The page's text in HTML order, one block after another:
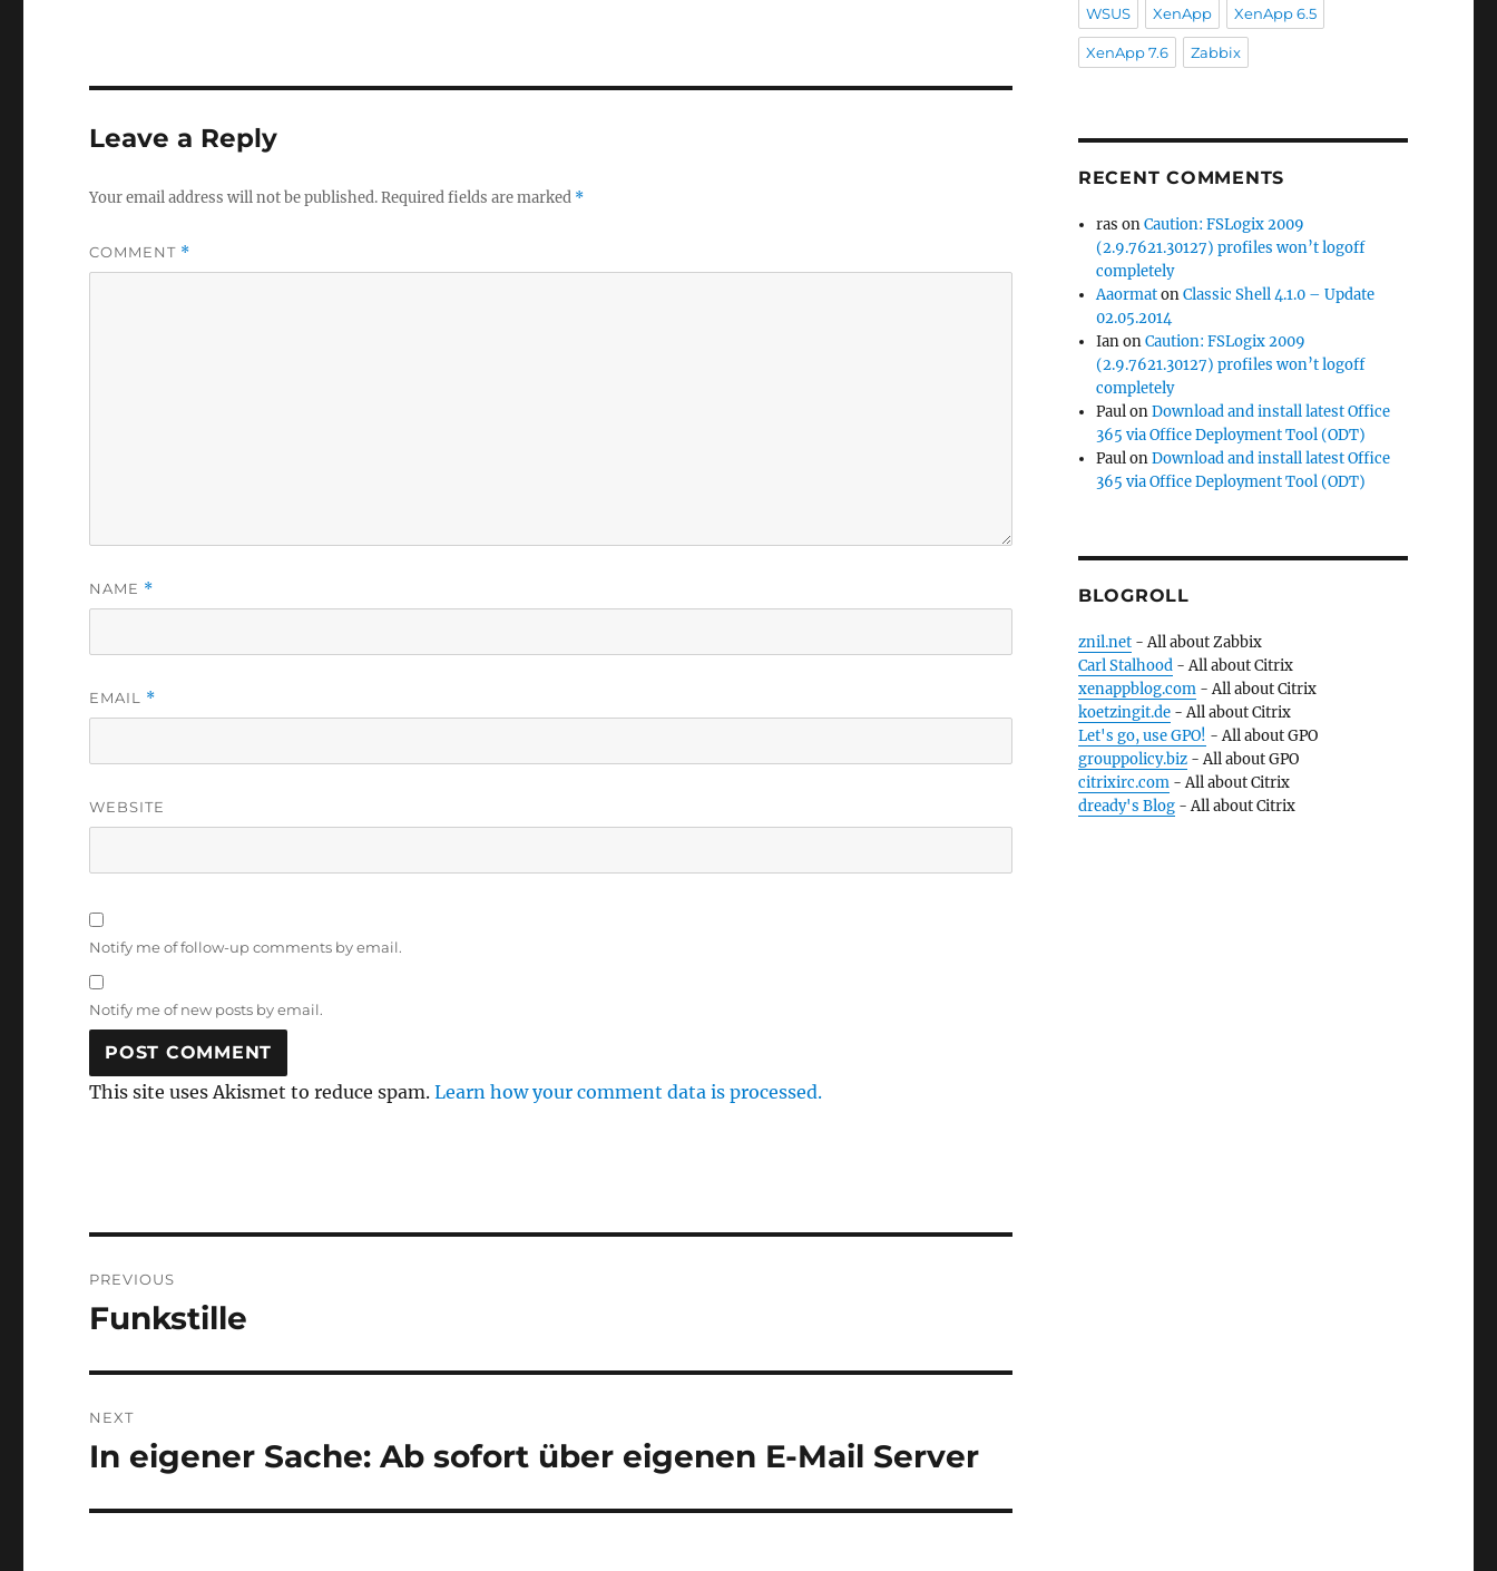
Leave a Reply
Your email address will not be published.Required fields are marked *
COMMENT *
NAME *
EMAIL *
WEBSITE
Notify me of follow-up comments by email.
Notify me of new posts by email.
This site uses Akismet to reduce spam.Learn how your comment data is processed.
navigation
PREVIOUS
Previous
Funkstille
NEXT
Next
In eigener Sache: Ab sofort über eigenen E-Mail Server
WSUS XenApp XenApp 6.5
XenApp 7.6 Zabbix
RECENT COMMENTS
ras onCaution: FSLogix 2009
(2.9.7621.30127) profiles won’t logoff
completely
AaormatonClassic Shell 4.1.0 – Update
02.05.2014
IanonCaution: FSLogix 2009
(2.9.7621.30127) profiles won’t logoff
completely
PaulonDownload and install latest Office
365 via Office Deployment Tool (ODT)
PaulonDownload and install latest Office
365 via Office Deployment Tool (ODT)
BLOGROLL
znil.net- All about Zabbix
Carl Stalhood- All about Citrix
xenappblog.com- All about Citrix
koetzingit.de- All about Citrix
Let's go, use GPO! - All about GPO
grouppolicy.biz- All about GPO
citrixirc.com- All about Citrix
dready's Blog- All about Citrix